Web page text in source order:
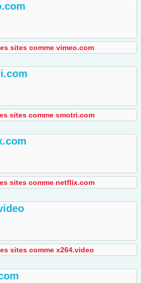
sites comme vimeo.com
sites comme smotri.com
sites comme netflix.com
sites comme x264.video